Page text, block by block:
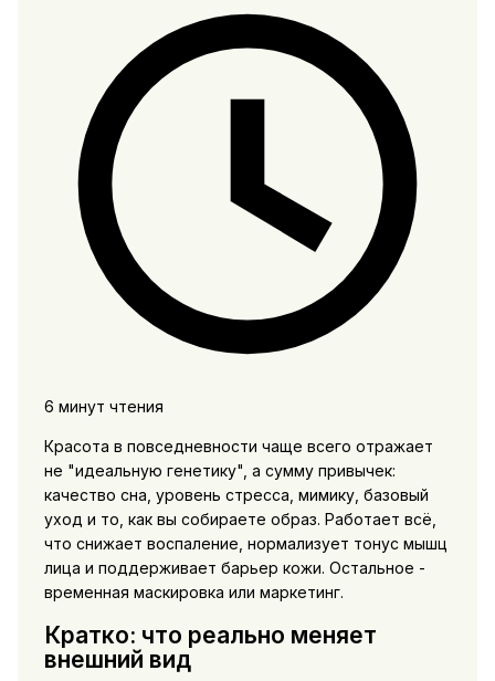
6 минут чтения
Красота в повседневности чаще всего отражает
не "идеальную генетику", а сумму привычек:
качество сна, уровень стресса, мимику, базовый
уход и то, как вы собираете образ. Работает всё,
что снижает воспаление, нормализует тонус мышц
лица и поддерживает барьер кожи. Остальное -
временная маскировка или маркетинг.
Кратко: что реально меняет
внешний вид